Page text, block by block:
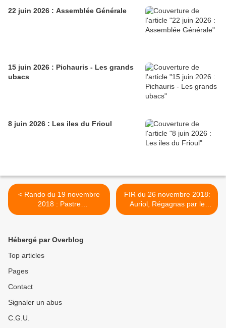
22 juin 2026 : Assemblée Générale
15 juin 2026 : Pichauris - Les grands
ubacs
8 juin 2026 : Les iles du Frioul
< Rando du 19 novembre
2018 : Pastre
Marseilleveyre
FIR du 26 novembre 2018:
Auriol, Régagnas par le
vallon de la Barome >
Hébergé par Overblog
Top articles
Pages
Contact
Signaler un abus
C.G.U.